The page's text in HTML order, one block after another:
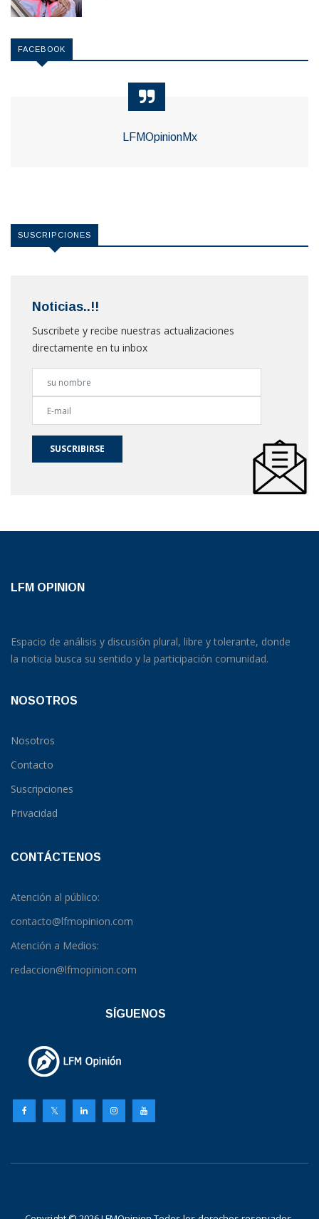
FACEBOOK
LFMOpinionMx
SUSCRIPCIONES
Noticias..!!
Suscribete y recibe nuestras actualizaciones
directamente en tu inbox
SUSCRIBIRSE
LFM OPINION
Espacio de análisis y discusión plural, libre y tolerante, donde
la noticia busca su sentido y la participación comunidad.
NOSOTROS
Nosotros
Contacto
Suscripciones
Privacidad
CONTÁCTENOS
Atención al público:
contacto@lfmopinion.com
Atención a Medios:
redaccion@lfmopinion.com
SÍGUENOS